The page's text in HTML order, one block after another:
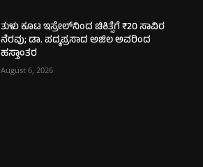
ತುಳು ಕೂಟ ಇಸ್ರೇಲ್‌ನಿಂದ ಚಿಕಿತ್ಸೆಗೆ ₹20 ಸಾವಿರ
ನೆರವು; ಡಾ. ಪದ್ಮಪ್ರಸಾದ ಅಜಿಲ ಅವರಿಂದ
ಹಸ್ತಾಂತರ
August 6, 2026